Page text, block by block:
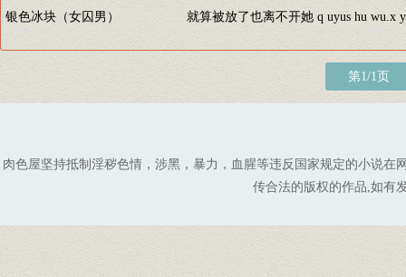
银色冰块（女囚男） 就算被放了也离不开她 q uyus hu wu.x
第1/1页
肉色屋坚持抵制淫秽色情，涉黑，暴力，血腥等违反国家规定的小说
传合法的版权的作品,如有